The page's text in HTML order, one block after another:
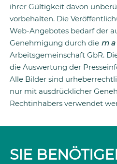
ihrer Gültigkeit davon
vorbehalten. Die
Web-Angebotes bedarf der
Genehmigung durch die m a
Arbeitsgemeinschaft GbR.
die Auswertung der
Alle Bilder sind
nur mit ausdrücklicher
Rechtinhabers verwendet
SIE